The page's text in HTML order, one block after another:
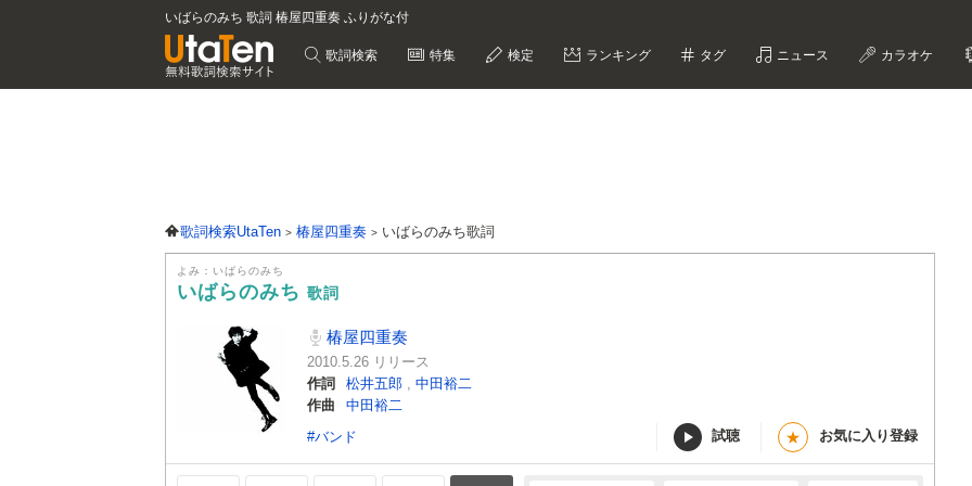
いばらのみち 歌詞 椿屋四重奏 ふりがな付
歌詞検索 特集 検定 ランキング タグ ニュース カラオケ
歌詞検索UtaTen 椿屋四重奏 いばらのみち歌詞
よみ：いばらのみち
いばらのみち 歌詞
椿屋四重奏
2010.5.26 リリース
作詞
松井五郎 , 中田裕二
作曲
中田裕二
#バンド
試聴 ★ お気に入り登録